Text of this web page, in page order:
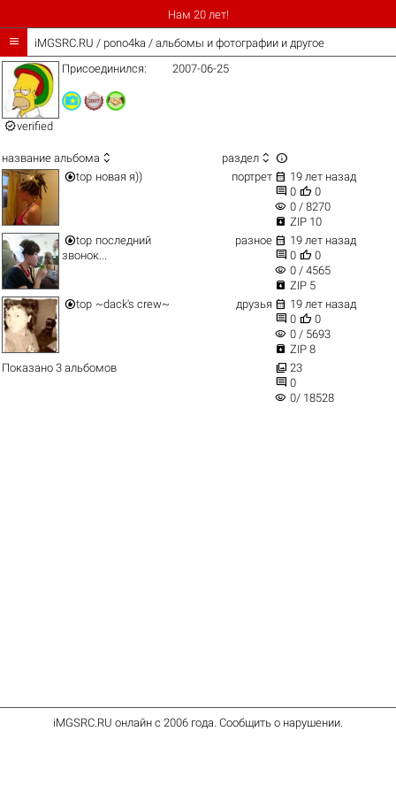
Нам 20 лет!
 iMGSRC.RU / pono4ka / альбомы и фотографии и другое
verified
Присоединился: 2007-06-25
название альбома  раздел  
top новая я)) портрет  19 лет назад
 0  0
visibility 0 / 8270
 ZIP 10
top последний
звонок...
разное  19 лет назад
 0  0
visibility 0 / 4565
 ZIP 5
top ~dack's crew~ друзья  19 лет назад
 0  0
visibility 0 / 5693
 ZIP 8
Показано 3 альбомов
 23
 0
visibility 0/ 18528
iMGSRC.RU онлайн с 2006 года Сообщить о нарушении